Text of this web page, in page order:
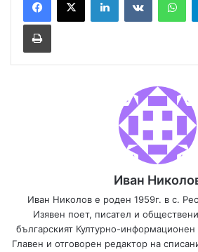
Иван
Иван Николов е роден 1959г. в с.
Изявен поет, писател и
българският Културно-
Главен и отговорен редактор на